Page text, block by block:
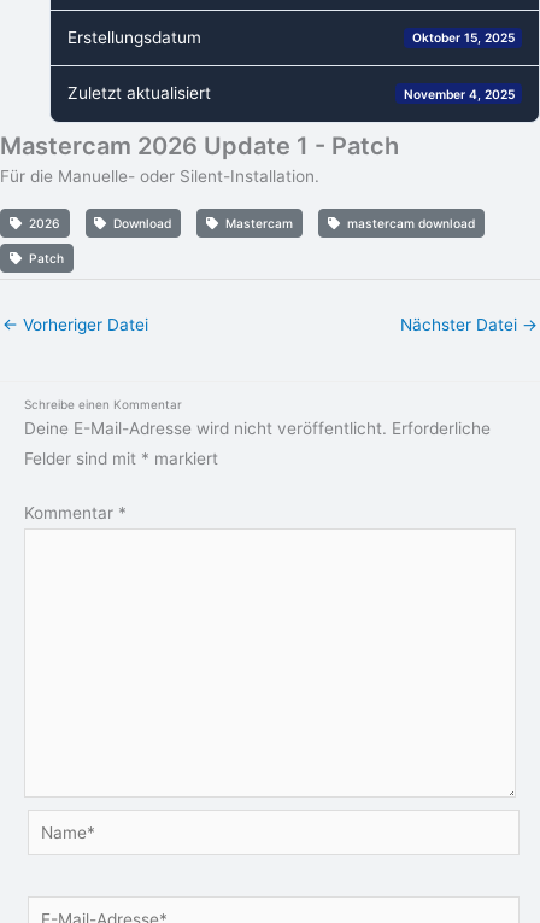
Erstellungsdatum Oktober 15, 2025
Zuletzt aktualisiert November 4, 2025
Mastercam 2026 Update 1 - Patch
Für die Manuelle- oder Silent-Installation.
2026 Download Mastercam mastercam download
Patch
← Vorheriger Datei Nächster Datei →
Schreibe einen Kommentar
Deine E-Mail-Adresse wird nicht veröffentlicht. Erforderliche
Felder sind mit * markiert
Kommentar *
Name*